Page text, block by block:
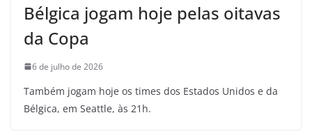
Bélgica jogam hoje pelas oitavas
da Copa
6 de julho de 2026
Também jogam hoje os times dos Estados Unidos e da
Bélgica, em Seattle, às 21h.